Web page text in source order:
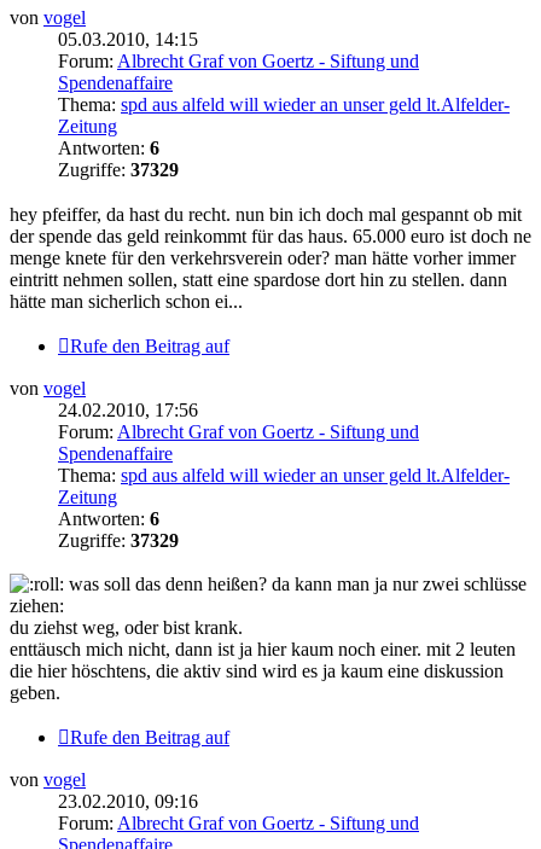
von vogel
05.03.2010, 14:15
Forum: Albrecht Graf von Goertz - Siftung und
Spendenaffaire
Thema: spd aus alfeld will wieder an unser geld lt.Alfelder-
Zeitung
Antworten: 6
Zugriffe: 37329
hey pfeiffer, da hast du recht. nun bin ich doch mal gespannt ob mit
der spende das geld reinkommt für das haus. 65.000 euro ist doch ne
menge knete für den verkehrsverein oder? man hätte vorher immer
eintritt nehmen sollen, statt eine spardose dort hin zu stellen. dann
hätte man sicherlich schon ei...
Rufe den Beitrag auf
von vogel
24.02.2010, 17:56
Forum: Albrecht Graf von Goertz - Siftung und
Spendenaffaire
Thema: spd aus alfeld will wieder an unser geld lt.Alfelder-
Zeitung
Antworten: 6
Zugriffe: 37329
was soll das denn heißen? da kann man ja nur zwei schlüsse
ziehen:
du ziehst weg, oder bist krank.
enttäusch mich nicht, dann ist ja hier kaum noch einer. mit 2 leuten
die hier höschtens, die aktiv sind wird es ja kaum eine diskussion
geben.
Rufe den Beitrag auf
von vogel
23.02.2010, 09:16
Forum: Albrecht Graf von Goertz - Siftung und